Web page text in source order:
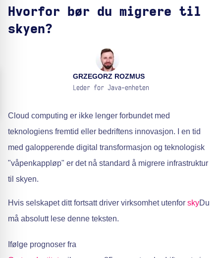
Hvorfor bør du migrere til
skyen?
GRZEGORZ ROZMUS
Leder for Java-enheten
Cloud computing er ikke lenger forbundet med
teknologiens fremtid eller bedriftens innovasjon. I en tid
med galopperende digital transformasjon og teknologisk
"våpenkappløp" er det nå standard å migrere infrastruktur
til skyen.
Hvis selskapet ditt fortsatt driver virksomhet utenfor skyDu
må absolutt lese denne teksten.
Ifølge prognoser fra